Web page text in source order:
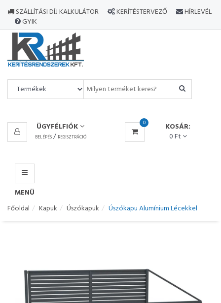
SZÁLLÍTÁSI DÍJ KALKULÁTOR KERÍTÉSTERVEZŐ
HÍRLEVÉL
GYIK
ÜGYFÉLFIÓK
BELÉPÉS/ REGISZTRÁCIÓ
0
KOSÁR:
0 Ft
MENÜ
MINDEN
TERMÉK
MENÜ
Főoldal Kapuk Úszókapuk Úszókapu Alumínium Lécekkel